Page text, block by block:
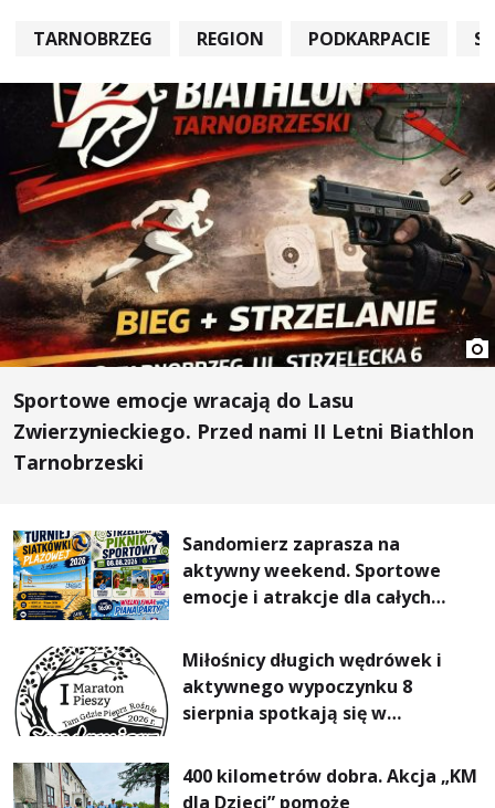
TARNOBRZEG REGION PODKARPACIE
Sportowe emocje wracają do Lasu
Zwierzynieckiego. Przed nami II Letni Biathlon
Tarnobrzeski
Sandomierz zaprasza na
aktywny weekend. Sportowe
emocje i atrakcje dla całych
Miłośnicy długich wędrówek i
aktywnego wypoczynku 8
sierpnia spotkają się w
Pieszym „Tam Gdzie Pieprz
Rośnie”
400 kilometrów dobra. Akcja „KM
dla Dzieci” pomoże